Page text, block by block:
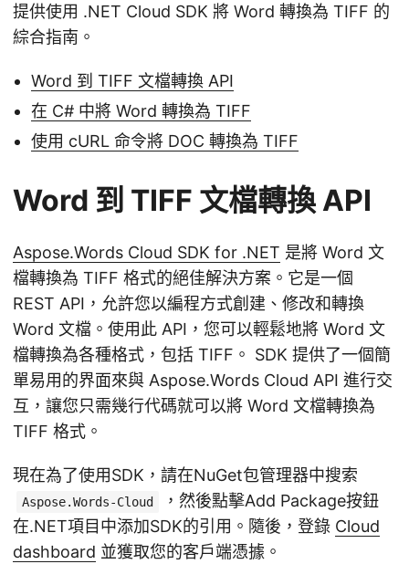
提供使用 .NET Cloud SDK 將 Word 轉換為 TIFF 的
綜合指南。
Word 到 TIFF 文檔轉換 API
在 C# 中將 Word 轉換為 TIFF
使用 cURL 命令將 DOC 轉換為 TIFF
Word 到 TIFF 文檔轉換 API
Aspose.Words Cloud SDK for .NET 是將 Word 文
檔轉換為 TIFF 格式的絕佳解決方案。它是一個
REST API，允許您以編程方式創建、修改和轉換
Word 文檔。使用此 API，您可以輕鬆地將 Word 文
檔轉換為各種格式，包括 TIFF。 SDK 提供了一個簡
單易用的界面來與 Aspose.Words Cloud API 進行交
互，讓您只需幾行代碼就可以將 Word 文檔轉換為
TIFF 格式。
現在為了使用SDK，請在NuGet包管理器中搜索
Aspose.Words-Cloud
，然後點擊Add Package按鈕
在.NET項目中添加SDK的引用。隨後，登錄 Cloud
dashboard 並獲取您的客戶端憑據。